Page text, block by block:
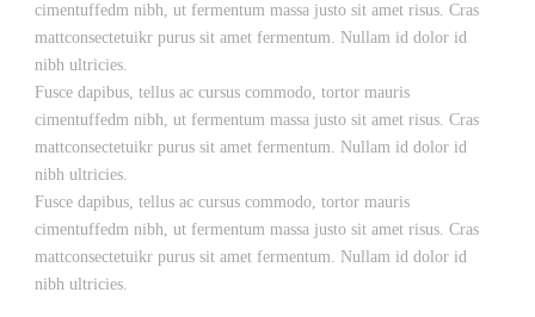
cimentuffedm nibh, ut fermentum massa justo sit amet risus. Cras
mattconsectetuikr purus sit amet fermentum. Nullam id dolor id
nibh ultricies.
Fusce dapibus, tellus ac cursus commodo, tortor mauris
cimentuffedm nibh, ut fermentum massa justo sit amet risus. Cras
mattconsectetuikr purus sit amet fermentum. Nullam id dolor id
nibh ultricies.
Fusce dapibus, tellus ac cursus commodo, tortor mauris
cimentuffedm nibh, ut fermentum massa justo sit amet risus. Cras
mattconsectetuikr purus sit amet fermentum. Nullam id dolor id
nibh ultricies.